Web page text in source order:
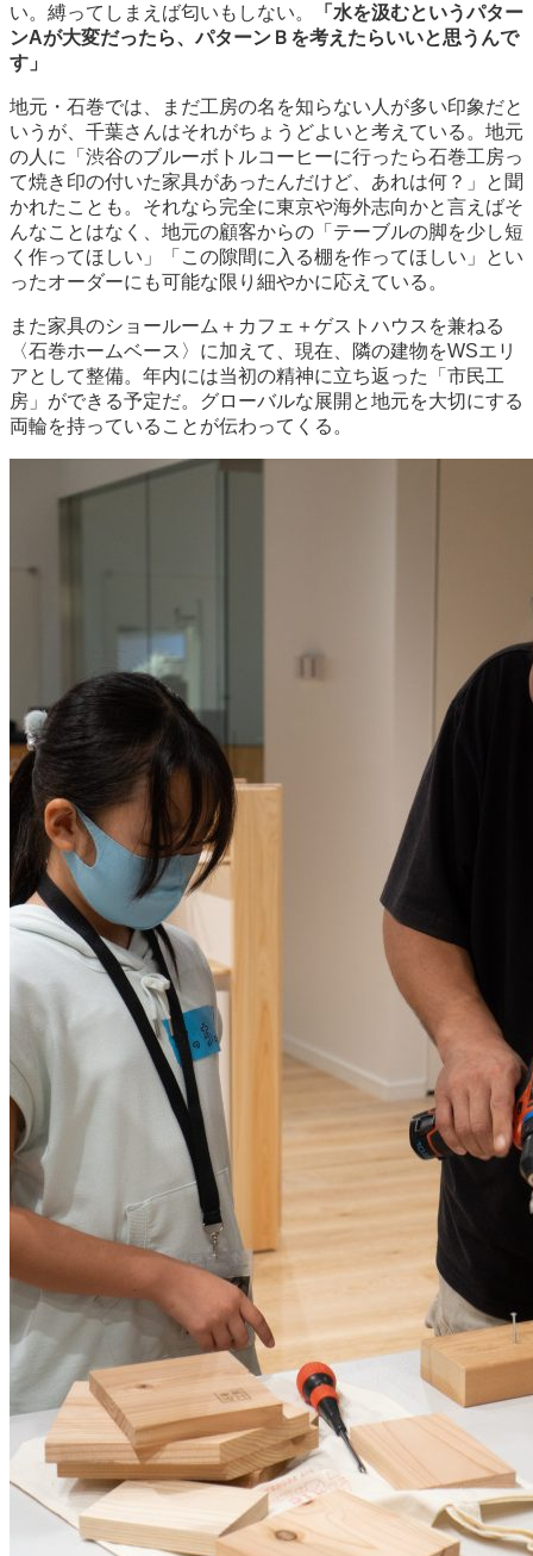
い。縛ってしまえば匂いもしない。
「水を汲むというパター
ンAが大変だったら、パターンＢを考えたらいいと思うんで
す」
地元・石巻では、まだ工房の名を知らない人が多い印象だと
いうが、千葉さんはそれがちょうどよいと考えている。地元
の人に「渋谷のブルーボトルコーヒーに行ったら石巻工房っ
て焼き印の付いた家具があったんだけど、あれは何？」と聞
かれたことも。それなら完全に東京や海外志向かと言えばそ
んなことはなく、地元の顧客からの「テーブルの脚を少し短
く作ってほしい」「この隙間に入る棚を作ってほしい」とい
ったオーダーにも可能な限り細やかに応えている。
また家具のショールーム＋カフェ＋ゲストハウスを兼ねる
〈石巻ホームベース〉に加えて、現在、隣の建物をWSエリ
アとして整備。年内には当初の精神に立ち返った「市民工
房」ができる予定だ。グローバルな展開と地元を大切にする
両輪を持っていることが伝わってくる。